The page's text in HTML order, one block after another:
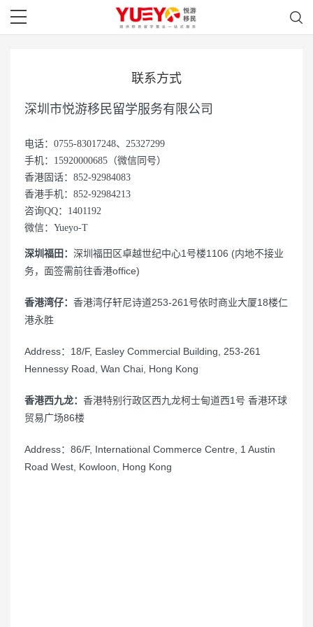
联系方式
深圳市悦游移民留学服务有限公司
电话：0755-83017248、25327299
手机：15920000685（微信同号）
香港固话：852-92984083
香港手机：852-92984213
咨询QQ：1401192
微信：Yueyo-T
深圳福田： 深圳福田区卓越世纪中心1号楼1106 (内地不接业
务，面签需前往香港office)
香港湾仔： 香港湾仔轩尼诗道253-261号依时商业大厦18楼仁
港永胜
Address：18/F, Easley Commercial Building, 253-261
Hennessy Road, Wan Chai, Hong Kong
香港西九龙： 香港特别行政区西九龙柯士甸道西1号 香港环球
贸易广场86楼
Address：86/F, International Commerce Centre, 1 Austin
Road West, Kowloon, Hong Kong